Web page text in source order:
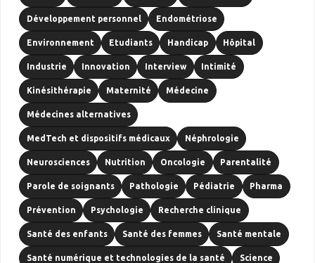
Développement personnel Endométriose
Environnement Etudiants Handicap Hôpital
Industrie Innovation Interview Intimité
Kinésithérapie Maternité Médecine
Médecines alternatives
MedTech et dispositifs médicaux Néphrologie
Neurosciences Nutrition Oncologie Parentalité
Parole de soignants Pathologie Pédiatrie Pharma
Prévention Psychologie Recherche clinique
Santé des enfants Santé des femmes Santé mentale
Santé numérique et technologies de la santé Science